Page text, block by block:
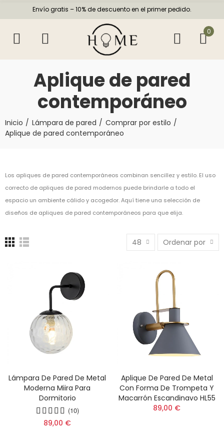
Envío gratis – 10% de descuento en el primer pedido.
0
Aplique de pared
contemporáneo
Inicio Lámpara de pared
Comprar por estilo
Aplique de pared contemporáneo
Los apliques de pared contemporáneos combinan sencillez y estilo. El uso
correcto de apliques de pared modernos puede brindarle a todo el
espacio un ambiente cálido y acogedor. Aquí tiene una selección de
diseños de apliques de pared contemporáneos para que elija.
48 Ordenar por
Lámpara De Pared De Metal
Moderna Miira Para
Dormitorio
(10)
89,00 €
Aplique De Pared De Metal
Con Forma De Trompeta Y
Macarrón Escandinavo HL55
89,00 €